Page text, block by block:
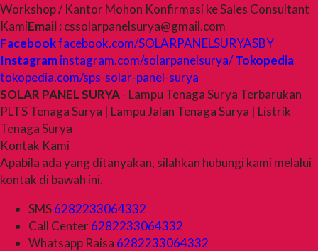
Workshop / Kantor Mohon Konfirmasi ke Sales Consultant
KamiEmail : cssolarpanelsurya@gmail.com
Facebookfacebook.com/SOLARPANELSURYASBY
Instagraminstagram.com/solarpanelsurya/Tokopedia
tokopedia.com/sps-solar-panel-surya
SOLAR PANEL SURYA- Lampu Tenaga Surya Terbarukan
PLTS Tenaga Surya | Lampu Jalan Tenaga Surya | Listrik
Tenaga Surya
Kontak Kami
Apabila ada yang ditanyakan, silahkan hubungi kami melalui
kontak di bawah ini.
SMS6282233064332
Call Center6282233064332
Whatsapp Raisa 6282233064332